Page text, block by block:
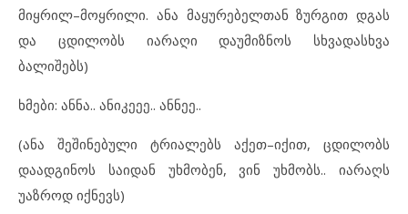
მიყრილ–მოყრილი. ანა მაყურებელთან ზურგით დგას
და ცდილობს იარაღი დაუმიზნოს სხვადასხვა
ბალიშებს)
ხმები: ანნა.. ანიკეეე.. ანნეე..
(ანა შეშინებული ტრიალებს აქეთ–იქით, ცდილობს
დაადგინოს საიდან უხმობენ, ვინ უხმობს.. იარაღს
უაზროდ იქნევს)